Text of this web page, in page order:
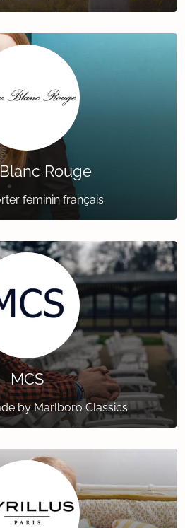
Rouge
féminin français
MCS
by Marlboro Classics